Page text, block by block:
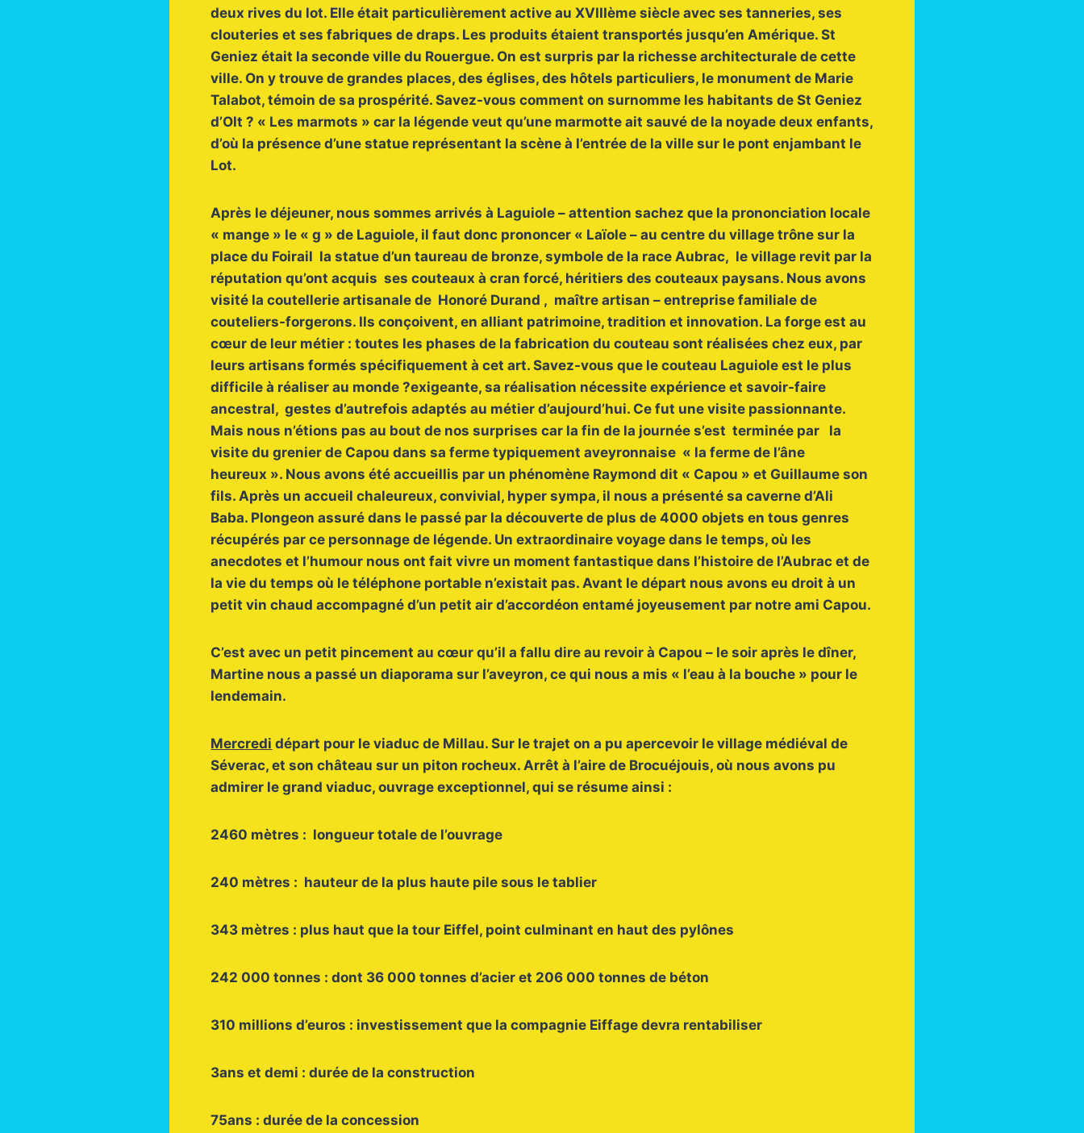
deux rives du lot. Elle était particulièrement active au XVIIIème siècle avec ses tanneries, ses
clouteries et ses fabriques de draps. Les produits étaient transportés jusqu’en Amérique. St
Geniez était la seconde ville du Rouergue. On est surpris par la richesse architecturale de cette
ville. On y trouve de grandes places, des églises, des hôtels particuliers, le monument de Marie
Talabot, témoin de sa prospérité. Savez-vous comment on surnomme les habitants de St Geniez
d’Olt ? « Les marmots » car la légende veut qu’une marmotte ait sauvé de la noyade deux enfants,
d’où la présence d’une statue représentant la scène à l’entrée de la ville sur le pont enjambant le
Lot.
Après le déjeuner, nous sommes arrivés à Laguiole – attention sachez que la prononciation locale
« mange » le « g » de Laguiole, il faut donc prononcer « Laïole – au centre du village trône sur la
place du Foirail la statue d’un taureau de bronze, symbole de la race Aubrac, le village revit par la
réputation qu’ont acquis ses couteaux à cran forcé, héritiers des couteaux paysans. Nous avons
visité la coutellerie artisanale de Honoré Durand , maître artisan – entreprise familiale de
couteliers-forgerons. Ils conçoivent, en alliant patrimoine, tradition et innovation. La forge est au
cœur de leur métier : toutes les phases de la fabrication du couteau sont réalisées chez eux, par
leurs artisans formés spécifiquement à cet art. Savez-vous que le couteau Laguiole est le plus
difficile à réaliser au monde ?exigeante, sa réalisation nécessite expérience et savoir-faire
ancestral, gestes d’autrefois adaptés au métier d’aujourd’hui. Ce fut une visite passionnante.
Mais nous n’étions pas au bout de nos surprises car la fin de la journée s’est terminée par la
visite du grenier de Capou dans sa ferme typiquement aveyronnaise « la ferme de l’âne
heureux ». Nous avons été accueillis par un phénomène Raymond dit « Capou » et Guillaume son
fils. Après un accueil chaleureux, convivial, hyper sympa, il nous a présenté sa caverne d’Ali
Baba. Plongeon assuré dans le passé par la découverte de plus de 4000 objets en tous genres
récupérés par ce personnage de légende. Un extraordinaire voyage dans le temps, où les
anecdotes et l’humour nous ont fait vivre un moment fantastique dans l’histoire de l’Aubrac et de
la vie du temps où le téléphone portable n’existait pas. Avant le départ nous avons eu droit à un
petit vin chaud accompagné d’un petit air d’accordéon entamé joyeusement par notre ami Capou.
C’est avec un petit pincement au cœur qu’il a fallu dire au revoir à Capou – le soir après le dîner,
Martine nous a passé un diaporama sur l’aveyron, ce qui nous a mis « l’eau à la bouche » pour le
lendemain.
Mercredi départ pour le viaduc de Millau. Sur le trajet on a pu apercevoir le village médiéval de
Séverac, et son château sur un piton rocheux. Arrêt à l’aire de Brocuéjouis, où nous avons pu
admirer le grand viaduc, ouvrage exceptionnel, qui se résume ainsi :
2460 mètres : longueur totale de l’ouvrage
240 mètres : hauteur de la plus haute pile sous le tablier
343 mètres : plus haut que la tour Eiffel, point culminant en haut des pylônes
242 000 tonnes : dont 36 000 tonnes d’acier et 206 000 tonnes de béton
310 millions d’euros : investissement que la compagnie Eiffage devra rentabiliser
3ans et demi : durée de la construction
75ans : durée de la concession